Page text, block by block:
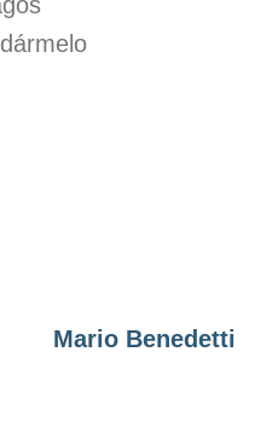
Mario Benedetti